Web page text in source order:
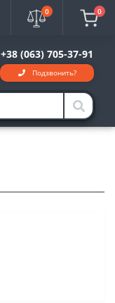
0 0
+38 (063) 705-37-91
Подзвонить?